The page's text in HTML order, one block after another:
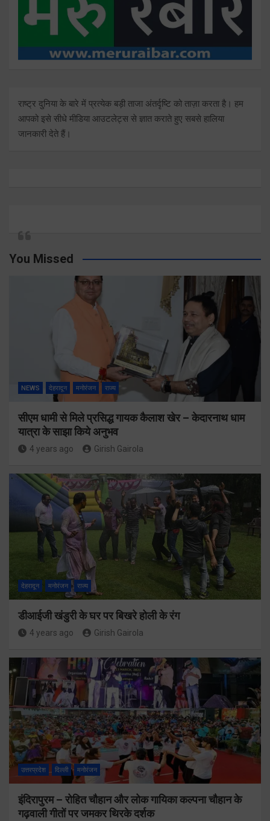
राष्ट्र दुनिया के बारे में प्रत्येक बड़ी ताजा अंतर्दृष्टि को ताज़ा करता है। हम
आपको इसे सीधे मीडिया आउटलेट्स से ज्ञात कराते हुए सबसे हालिया
जानकारी देते हैं।
You Missed
NEWS देहरादून मनोरंजन राज्य
सीएम धामी से मिले प्रसिद्ध गायक कैलाश खेर – केदारनाथ धाम
यात्रा के साझा किये अनुभव
4 years ago Girish Gairola
देहरादून मनोरंजन राज्य
डीआईजी खंडुरी के घर पर बिखरे होली के रंग
4 years ago Girish Gairola
उत्तरप्रदेश दिल्ली मनोरंजन
इंदिरापुरम – रोहित चौहान और लोक गायिका कल्पना चौहान के
गढ़वाली गीतों पर जमकर थिरके दर्शक